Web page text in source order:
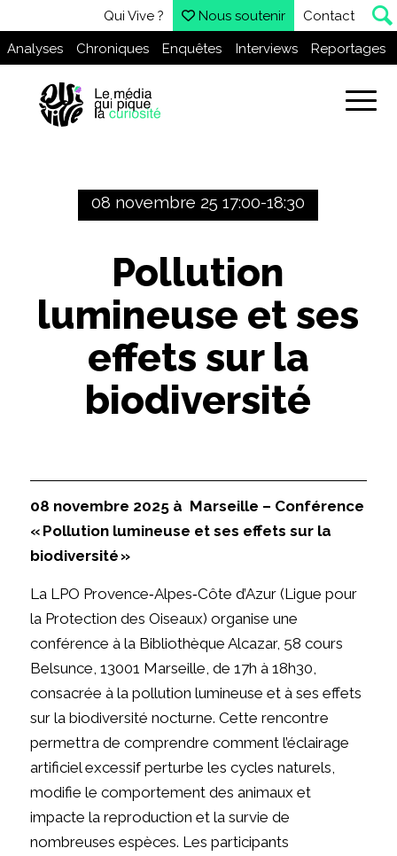
Qui Vive ? Nous soutenir Contact
Analyses Chroniques Enquêtes Interviews Reportages
08 novembre 25 17:00-18:30
Pollution
lumineuse et ses
effets sur la
biodiversité
08 novembre 2025 à Marseille – Conférence
« Pollution lumineuse et ses effets sur la
biodiversité »
La LPO Provence‑Alpes‑Côte d’Azur (Ligue pour
la Protection des Oiseaux) organise une
conférence à la Bibliothèque Alcazar, 58 cours
Belsunce, 13001 Marseille, de 17h à 18h30,
consacrée à la pollution lumineuse et à ses effets
sur la biodiversité nocturne. Cette rencontre
permettra de comprendre comment l’éclairage
artificiel excessif perturbe les cycles naturels,
modifie le comportement des animaux et
impacte la reproduction et la survie de
nombreuses espèces. Les participants